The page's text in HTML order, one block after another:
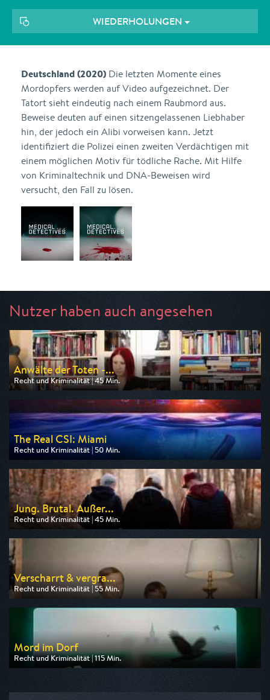
WIEDERHOLUNGEN
Deutschland (2020) Die letzten Momente eines
Mordopfers werden auf Video aufgezeichnet. Der
Tatort sieht eindeutig nach einem Raubmord aus.
Beweise deuten auf einen sitzengelassenen Liebhaber
hin, der jedoch ein Alibi vorweisen kann. Jetzt
identifiziert die Polizei einen zweiten Verdächtigen mit
einem möglichen Motiv für tödliche Rache. Mit Hilfe
von Kriminaltechnik und DNA-Beweisen wird
versucht, den Fall zu lösen.
Nutzer haben auch angesehen
Anwälte der Toten -...
Recht und Kriminalität | 45 Min.
Ausgestrahlt von n-tv
am 09.08.2026, 20:15
The Real CSI: Miami
Recht und Kriminalität | 50 Min.
Ausgestrahlt von Nitro
am 10.08.2026, 20:15
Jung. Brutal. Außer...
Recht und Kriminalität | 45 Min.
Ausgestrahlt von HR
am 12.08.2026, 20:15
Verscharrt & vergra...
Recht und Kriminalität | 55 Min.
Ausgestrahlt von SAT.1 Gold
am 11.08.2026, 20:15
Mord im Dorf
Recht und Kriminalität | 115 Min.
Ausgestrahlt von SAT.1 Gold